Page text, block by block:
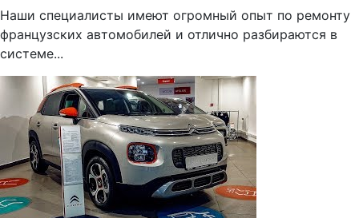
Наши специалисты имеют огромный опыт по ремонту
французских автомобилей и отлично разбираются в
системе...